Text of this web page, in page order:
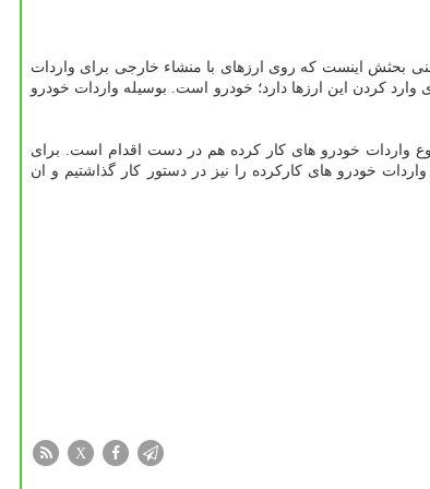
بحثش اینست که روی ارزهای با منشاء خارجی برای واردات
وارد کردن این ارزها دارد؛ خودرو است. بوسیله واردات خودرو
واردات خودرو های کار کرده هم در دست اقدام است. برای
خودرو های کارکرده را نیز در دستور کار گذاشتیم و ان
X